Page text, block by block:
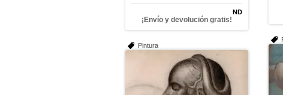
ND
¡Envío y devolución gratis!
Pintura